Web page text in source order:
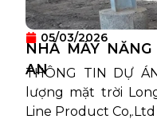
05/03/2026
NHÀ MÁY
AN
THÔNG TIN DỰ
lượng mặt trời
Line Product